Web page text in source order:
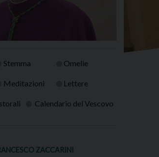
Stemma Omelie
Meditazioni Lettere
Calendario del Vescovo
ZACCARINI